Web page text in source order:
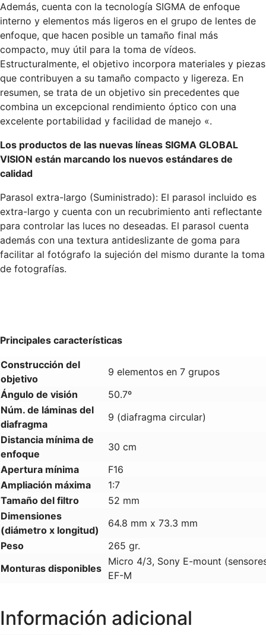
Además, cuenta con la tecnología SIGMA de enfoque
interno y elementos más ligeros en el grupo de lentes de
enfoque, que hacen posible un tamaño final más
compacto, muy útil para la toma de vídeos.
Estructuralmente, el objetivo incorpora materiales y piezas
que contribuyen a su tamaño compacto y ligereza. En
resumen, se trata de un objetivo sin precedentes que
combina un excepcional rendimiento óptico con una
excelente portabilidad y facilidad de manejo «.
Los productos de las nuevas líneas SIGMA GLOBAL
VISION están marcando los nuevos estándares de
calidad
Parasol extra-largo (Suministrado): El parasol incluido es
extra-largo y cuenta con un recubrimiento anti reflectante
para controlar las luces no deseadas. El parasol cuenta
además con una textura antideslizante de goma para
facilitar al fotógrafo la sujeción del mismo durante la toma
de fotografías.
Principales características
Construcción del
objetivo
9 elementos en 7 grupos
Ángulo de visión
50.7º
Núm. de láminas del
diafragma
9 (diafragma circular)
Distancia mínima de
enfoque
30 cm
Apertura mínima
F16
Ampliación máxima
1:7
Tamaño del filtro
52 mm
Dimensiones
(diámetro x longitud)
64.8 mm x 73.3 mm
Peso
265 gr.
Monturas disponibles
Micro 4/3, Sony E-mount
EF-M
Información adicional